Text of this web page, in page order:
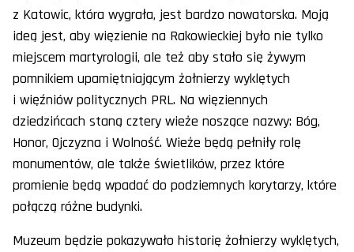
z Katowic, która wygrała, jest bardzo nowatorska. Moją
ideą jest, aby więzienie na Rakowieckiej było nie tylko
miejscem martyrologii, ale też aby stało się żywym
pomnikiem upamiętniającym żołnierzy wyklętych
i więźniów politycznych PRL. Na więziennych
dziedzińcach staną cztery wieże noszące nazwy: Bóg,
Honor, Ojczyzna i Wolność. Wieże będą pełniły rolę
monumentów, ale także świetlików, przez które
promienie będą wpadać do podziemnych korytarzy, które
połączą różne budynki.
Muzeum będzie pokazywało historię żołnierzy wyklętych,